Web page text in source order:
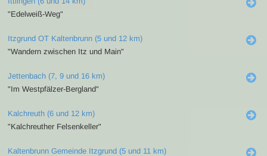
"Edelweiß-Weg"
Itzgrund OT Kaltenbrunn (5 und 12 km)
"Wandern zwischen Itz und Main"
Jettenbach (7, 9 und 16 km)
"Im Westpfälzer-Bergland"
Kalchreuth (6 und 12 km)
"Kalchreuther Felsenkeller"
Kaltenbrunn Gemeinde Itzgrund (5 und 11 km)